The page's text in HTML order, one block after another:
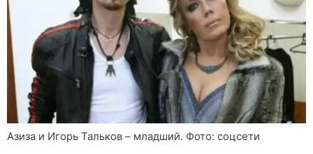
Азиза и Игорь Тальков – младший. Фото: соцсети